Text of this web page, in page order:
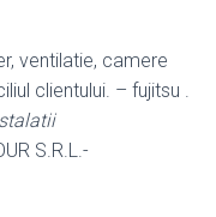
ventilatie, camere
clientului. – fujitsu .
S.R.L.-